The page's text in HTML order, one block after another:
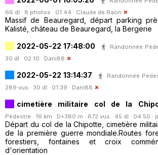
66 dl · 8 photos · 01:44 · Claude de Raon
Massif de Beauregard, départ parking
Kalisté, château de Beauregard, la Bergerie
2022-05-22 17:48:00
Randonnée
30 dl · 02:10 · Dani88
2022-05-22 13:14:37
Randonnée
289 vus · 30 dl · 01:39 · Dani88
cimetière militaire col de la
Pédestre · 16 km · D+380 m · 672 vus · 45 dl · 04:50 ·
Départ du col de la Chipotte, cimetière
de la première guerre mondiale.Routes
forestiers, fontaines et croix
d'orientation